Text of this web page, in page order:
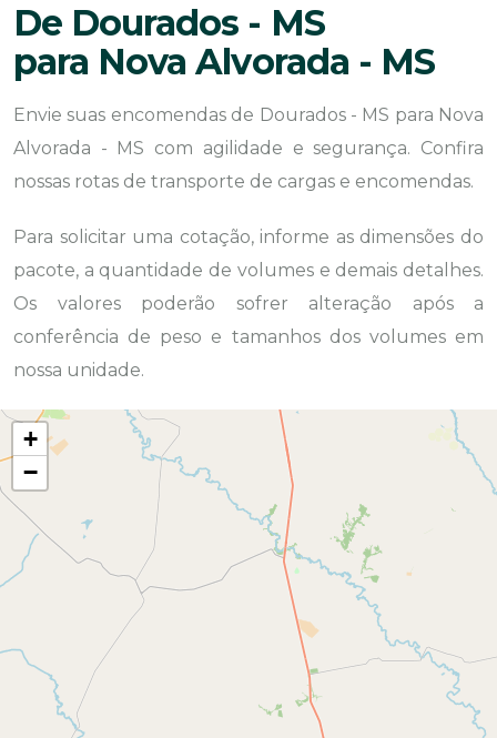
De Dourados - MS
para Nova Alvorada - MS
Envie suas encomendas de Dourados - MS para Nova
Alvorada - MS com agilidade e segurança. Confira
nossas rotas de transporte de cargas e encomendas.
Para solicitar uma cotação, informe as dimensões do
pacote, a quantidade de volumes e demais detalhes.
Os valores poderão sofrer alteração após a
conferência de peso e tamanhos dos volumes em
nossa unidade.
+
−